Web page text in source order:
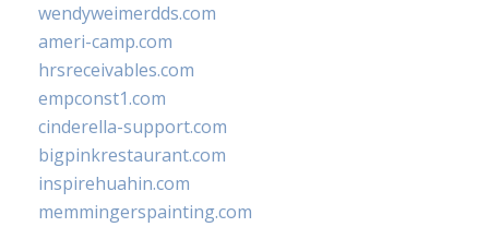
wendyweimerdds.com
ameri-camp.com
hrsreceivables.com
empconst1.com
cinderella-support.com
bigpinkrestaurant.com
inspirehuahin.com
memmingerspainting.com